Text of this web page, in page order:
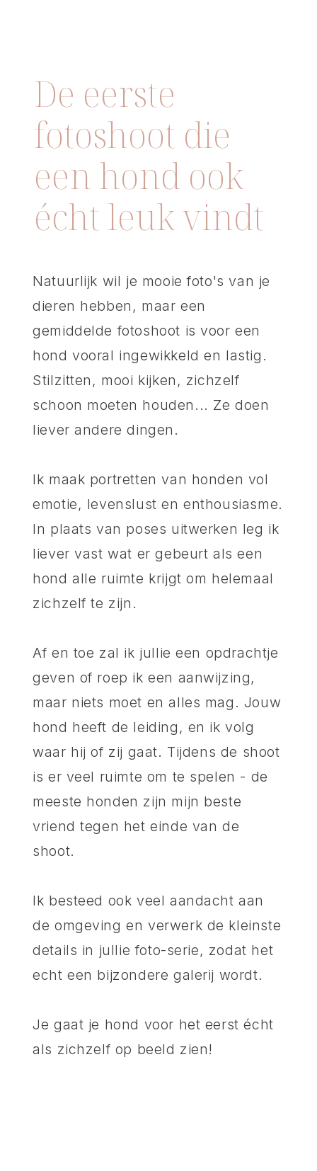
Natuurlijk wil je mooie foto's van je
dieren hebben, maar een
gemiddelde fotoshoot is voor een
hond vooral ingewikkeld en lastig.
Stilzitten, mooi kijken, zichzelf
schoon moeten houden... Ze doen
liever andere dingen.
Ik maak portretten van honden vol
emotie, levenslust en enthousiasme.
In plaats van poses uitwerken leg ik
liever vast wat er gebeurt als een
hond alle ruimte krijgt om helemaal
zichzelf te zijn.
Af en toe zal ik jullie een opdrachtje
geven of roep ik een aanwijzing,
maar niets moet en alles mag. Jouw
hond heeft de leiding, en ik volg
waar hij of zij gaat. Tijdens de shoot
is er veel ruimte om te spelen - de
meeste honden zijn mijn beste
vriend tegen het einde van de
shoot.
Ik besteed ook veel aandacht aan
de omgeving en verwerk de kleinste
details in jullie foto-serie, zodat het
echt een bijzondere galerij wordt.
Je gaat je hond voor het eerst écht
als zichzelf op beeld zien!
De eerste
fotoshoot die
een hond ook
écht leuk vindt